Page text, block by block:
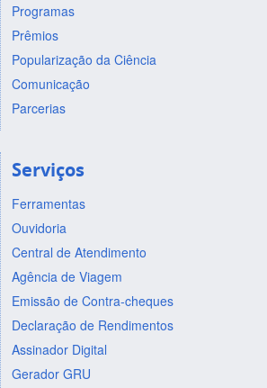
Programas
Prêmios
Popularização da Ciência
Comunicação
Parcerias
Serviços
Ferramentas
Ouvidoria
Central de Atendimento
Agência de Viagem
Emissão de Contra-cheques
Declaração de Rendimentos
Assinador Digital
Gerador GRU